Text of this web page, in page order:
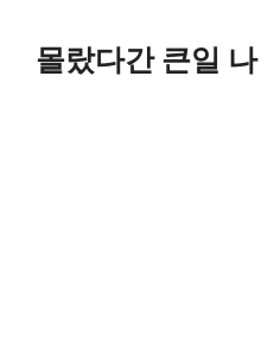
몰랐다간 큰일 나